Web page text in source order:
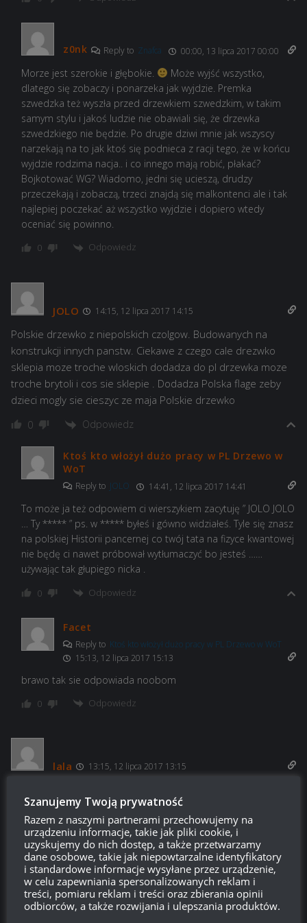
z0nk Reply to Znafca 00:00, 13 lipca 2017 00:00
Morze jest szerokie i głębokie.
Może wyjść wszystko,
dlatego się zobaczy i ponarzeka jak wyjdzie. Premka
szwedzka też wyszła przed drzewkiem szwedzkim, w takim
samym stylu i jakoś ludzie nie obawiali się, że drzewka
szwedzkiego nie będzie. Po drugie dziwi mnie jak wszyscy
narzekają na to jak ktoś się podnieca z racji tego, że w końcu
wyjdzie rodzima nacja.. i co innego mają robić, płakać?
Bojkotować WG? Wiadomo, jedni się ucieszą, drudzy
przeczekają i zobaczą, trzeci znajdą się malkontenci ale i tak
najlepiej poczekać aż wszystko wyjdzie i dopiero wtedy
oceniać się powinno.
0 Odpowiedz
JOLO 14:15, 12 lipca 2017 14:15
Polskie drzewko z niepolskich czolgow. Budowanych na
konstrukcji innych panstw. Ciekawe z czego cale drezwko
sklepia moze troche wloskich dodadza do pl drzewka moze
troche brytoli i cos sie sklepie . Dodadza Polska flage zeby
dzieci mogly sie cieszyc ze maja Polskie drzewko
0 Odpowiedz
Ktoś kto włożył dużo pracy w PL Drzewo w
WoT
Reply to JOLO 14:41, 12 lipca 2017 14:41
To może ja też odpowiem ci wierszykiem zacytuję ” JOLO JOLO
… Ty ***** ” ps. w ***** byłeś i gówno widziałeś. Tyle się znasz
na polskiej Historii pancernej co twój tata na fizyce kwantowej
nie będę ci nawet próbował wytłumaczyć bo jesteś ……
używając tak głupiego nicka .
0 Odpowiedz
Facet
Reply to Ktoś kto włożył dużo pracy w PL Drzewo w WoT
15:13, 12 lipca 2017 15:13
brawo tak sie odpowiada noobom
0 Odpowiedz
lala 13:15, 12 lipca 2017 13:15
na ten moment w grze nie ma bo dodali troszkę znaczków i
już podnieta nawet tego nieszczęśliwego Pudla nie ma do
kupienia jeszcze
0 Odpowiedz
Oleynick Reply tolala 13:22, 12 lipca 2017 13:22
Szanujemy Twoją prywatność
Razem z naszymi partnerami przechowujemy na
urządzeniu informacje, takie jak pliki cookie, i
uzyskujemy do nich dostęp, a także przetwarzamy
dane osobowe, takie jak niepowtarzalne identyfikatory
i standardowe informacje wysyłane przez urządzenie,
w celu zapewniania spersonalizowanych reklam i
treści, pomiaru reklam i treści oraz zbierania opinii
odbiorców, a także rozwijania i ulepszania produktów.